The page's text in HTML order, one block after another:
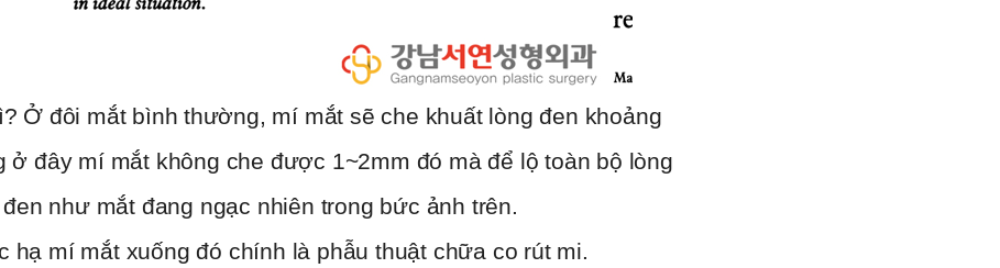
Ở đôi mắt bình thường, mí mắt sẽ che khuất lòng đen khoảng
ở đây mí mắt không che được 1~2mm đó mà để lộ toàn bộ lòng
đen như mắt đang ngạc nhiên trong bức ảnh trên.
hạ mí mắt xuống đó chính là phẫu thuật chữa co rút mi.